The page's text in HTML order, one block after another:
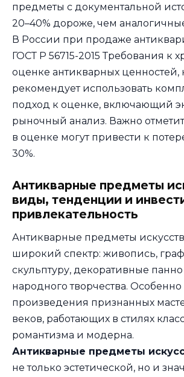
предметы с документальной
20–40% дороже, чем
В России при продаже
ГОСТ Р 56715-2015 Требования к
оценке антикварных ценностей,
рекомендует использовать
подход к оценке, включающий
рыночный анализ. Важно
в оценке могут привести к
30%.
Антикварные предметы
виды, тенденции и
привлекательность
Антикварные предметы
широкий спектр: живопись,
скульптуру, декоративные
народного творчества. Особенно
произведения признанных
веков, работающих в стилях
романтизма и модерна.
Антикварные предметы
не только эстетической, но и